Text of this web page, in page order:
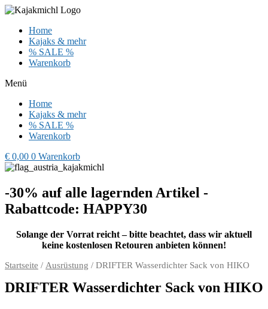
Zum
wechselnHome
Kajaks & mehr
% SALE %
Warenkorb
Menü
Home
Kajaks & mehr
% SALE %
Warenkorb
€ 0,00 0 Warenkorb
-30% auf alle lagernden Artikel -
Rabattcode: HAPPY30
Solange der Vorrat reicht – bitte beachtet, dass wir aktuell
keine kostenlosen Retouren anbieten können!
Startseite / Ausrüstung / DRIFTER Wasserdichter Sack von HIKO
DRIFTER Wasserdichter Sack von HIKO